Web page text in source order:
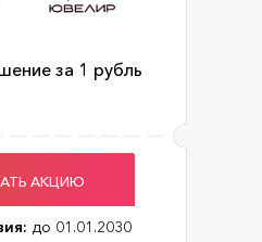
за 1 рубль
АКЦИЮ
до 01.01.2030